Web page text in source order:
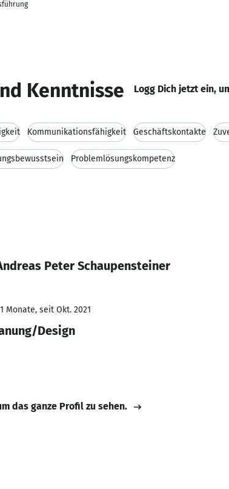
Kenntnisse Logg Dich jetzt ein,
Kommunikationsfähigkeit Geschäftskontakte
Problemlösungskompetenz
Peter Schaupensteiner
Monate, seit Okt. 2021
Design
das ganze Profil zu sehen.